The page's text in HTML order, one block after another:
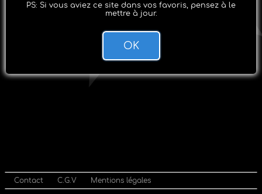
Contact C.G.V Mentions légales
PS: Si vous aviez ce site dans vos favoris, pensez à le
mettre à jour.
OK